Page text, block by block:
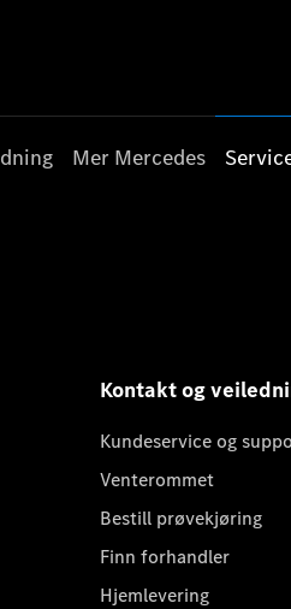
Mer Mercedes
Kontakt og
Kundeservice og
Venterommet
Bestill prøvekjøring
Finn forhandler
Hjemlevering